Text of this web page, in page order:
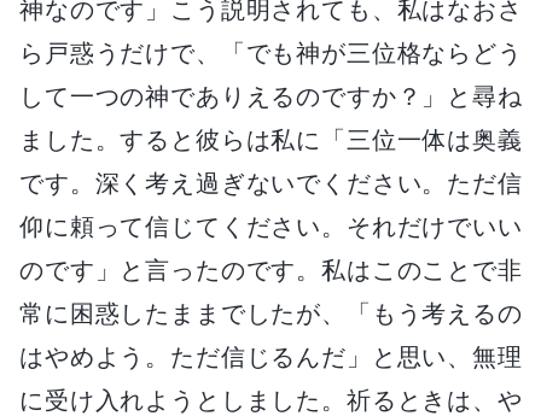
神なのです」こう説明されても、私はなおさ
ら戸惑うだけで、「でも神が三位格ならどう
して一つの神でありえるのですか？」と尋ね
ました。すると彼らは私に「三位一体は奥義
です。深く考え過ぎないでください。ただ信
仰に頼って信じてください。それだけでいい
のです」と言ったのです。私はこのことで非
常に困惑したままでしたが、「もう考えるの
はやめよう。ただ信じるんだ」と思い、無理
に受け入れようとしました。祈るときは、や